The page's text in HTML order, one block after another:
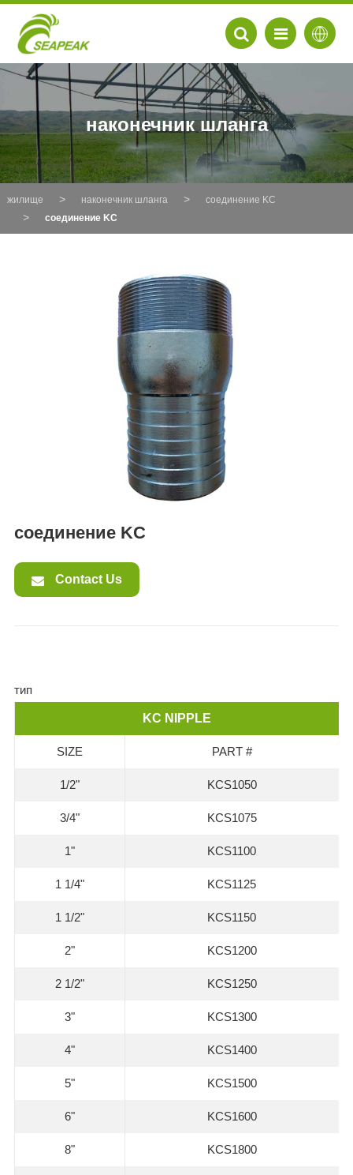
наконечник шланга
жилище наконечник шланга
соединение KC
соединение KC
соединение KC
Contact Us
тип
KC NIPPLE
SIZE PART #
1/2" KCS1050
3/4" KCS1075
1" KCS1100
1 1/4" KCS1125
1 1/2" KCS1150
2" KCS1200
2 1/2" KCS1250
3" KCS1300
4" KCS1400
5" KCS1500
6" KCS1600
8" KCS1800